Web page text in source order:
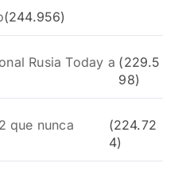
(244.956)
Rusia Today a (229.5
98)
que nunca
(224.72
4)